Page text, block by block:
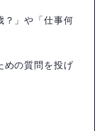
？」や「仕事何
めの質問を投げ